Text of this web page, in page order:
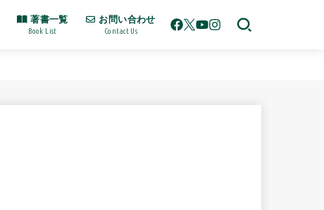
著書一覧
Book List
お問い合わせ
Contact Us